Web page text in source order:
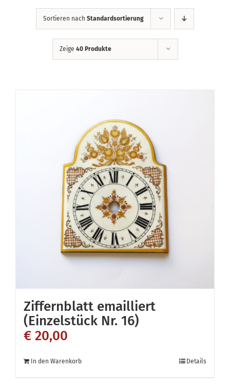
Sortieren nach Standardsortierung
Zeige 40 Produkte
Ziffernblatt emailliert
(Einzelstück Nr. 16)
€ 20,00
In den Warenkorb Details